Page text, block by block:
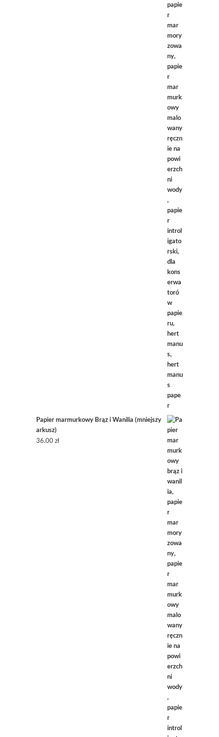
Papier marmurkowy Brąz i Wanilia (mniejszy
arkusz)
36.00zł